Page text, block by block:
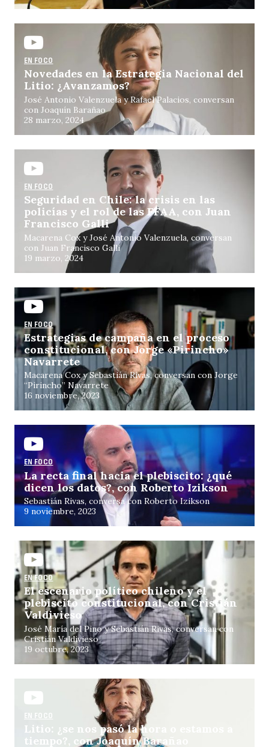
EN FOCO
Novedades en la Estrategia Nacional del
Litio: ¿Avanzamos?
José Antonio Valenzuela y Rafael Palacios, conversan
con Joaquín Barañao
28 marzo, 2024
EN FOCO
Seguridad en Chile: la crisis en las
policías y el rol de las FFAA, con Juan
Francisco Galli
Macarena Cox y José Antonio Valenzuela, conversan
con Juan Francisco Galli
19 marzo, 2024
EN FOCO
Estrategias de campaña en el proceso
constitucional, con Jorge «Pirincho»
Navarrete
Macarena Cox y Sebastián Rivas, conversan con Jorge
“Pirincho” Navarrete
16 noviembre, 2023
EN FOCO
La recta final hacia el plebiscito: ¿qué
dicen los datos?, con Roberto Izikson
Sebastián Rivas, conversa con Roberto Izikson
9 noviembre, 2023
EN FOCO
El escenario político chileno y el
plebiscito constitucional, con Cristián
Valdivieso
José María del Pino y Sebastián Rivas, conversan con
Cristián Valdivieso
19 octubre, 2023
EN FOCO
Litio: ¿se nos pasó la hora o estamos a
tiempo?, con Joaquín Barañao